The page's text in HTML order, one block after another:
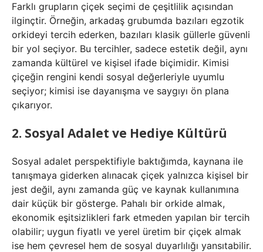
Farklı grupların çiçek seçimi de çeşitlilik açısından
ilginçtir. Örneğin, arkadaş grubumda bazıları egzotik
orkideyi tercih ederken, bazıları klasik güllerle güvenli
bir yol seçiyor. Bu tercihler, sadece estetik değil, aynı
zamanda kültürel ve kişisel ifade biçimidir. Kimisi
çiçeğin rengini kendi sosyal değerleriyle uyumlu
seçiyor; kimisi ise dayanışma ve saygıyı ön plana
çıkarıyor.
2. Sosyal Adalet ve Hediye Kültürü
Sosyal adalet perspektifiyle baktığımda, kaynana ile
tanışmaya giderken alınacak çiçek yalnızca kişisel bir
jest değil, aynı zamanda güç ve kaynak kullanımına
dair küçük bir gösterge. Pahalı bir orkide almak,
ekonomik eşitsizlikleri fark etmeden yapılan bir tercih
olabilir; uygun fiyatlı ve yerel üretim bir çiçek almak
ise hem çevresel hem de sosyal duyarlılığı yansıtabilir.